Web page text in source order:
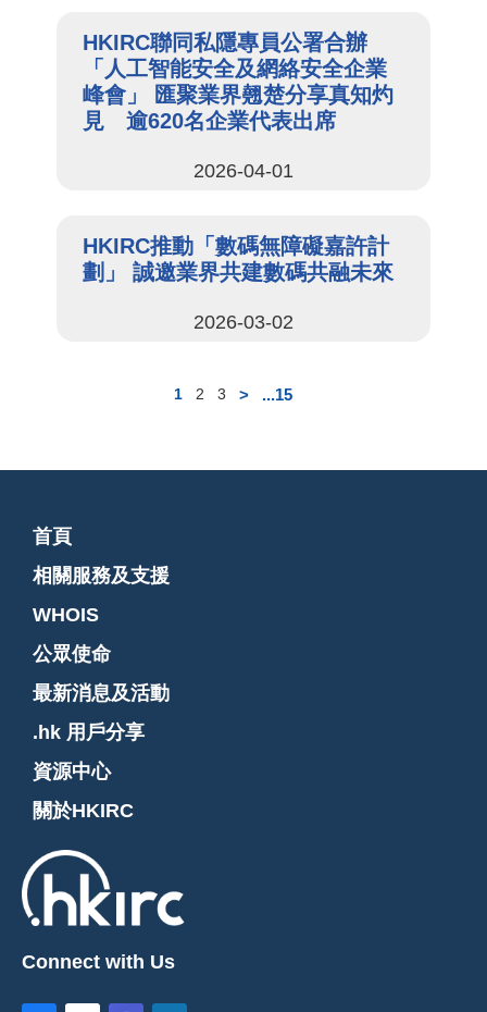
HKIRC聯同私隱專員公署合辦
「人工智能安全及網絡安全企業
峰會」 匯聚業界翹楚分享真知灼
見 逾620名企業代表出席
2026-04-01
HKIRC推動「數碼無障礙嘉許計
劃」 誠邀業界共建數碼共融未來
2026-03-02
1 2 3 > ...15
首頁
相關服務及支援
WHOIS
公眾使命
最新消息及活動
.hk 用戶分享
資源中心
關於HKIRC
Connect with Us